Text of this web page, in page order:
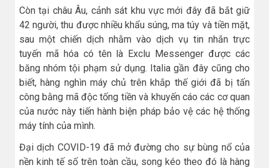
Còn tại châu Âu, cảnh sát khu vực mới đây đã bắt giữ
42 người, thu được nhiều khẩu súng, ma túy và tiền mặt,
sau một chiến dịch nhằm vào dịch vụ tin nhắn trực
tuyến mã hóa có tên là Exclu Messenger được các
băng nhóm tội phạm sử dụng. Italia gần đây cũng cho
biết, hàng nghìn máy chủ trên khắp thế giới đã bị tấn
công bằng mã độc tống tiền và khuyến cáo các cơ quan
của nước này tiến hành biện pháp bảo vệ các hệ thống
máy tính của mình.
Đại dịch COVID-19 đã mở đường cho sự bùng nổ của
nền kinh tế số trên toàn cầu, song kéo theo đó là hàng